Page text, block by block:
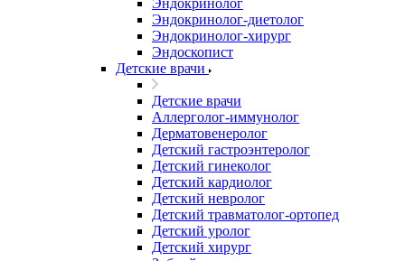
Эндокринолог
Эндокринолог-диетолог
Эндокринолог-хирург
Эндоскопист
Детские врачи
Детские врачи
Аллерголог-иммунолог
Дерматовенеролог
Детский гастроэнтеролог
Детский гинеколог
Детский кардиолог
Детский невролог
Детский травматолог-ортопед
Детский уролог
Детский хирург